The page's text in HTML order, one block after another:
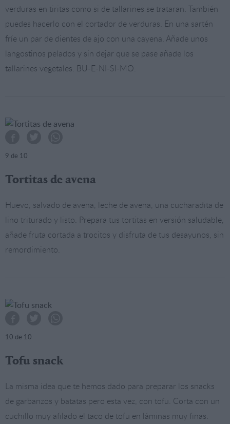
verduras en tiritas como si de tallarines se trataran. También
puedes hacerlo con el cortador de verduras. En una sartén
fríe un par de dientes de ajo con una cayena. Añade unos
langostinos pelados y sin dejar que se pase añade los
tallarines vegetales. BU-E-NI-SI-MO.
9 de 10
Tortitas de avena
Huevo, salvado de avena, leche de avena, una cucharadita de
lino triturado y listo. Prepara tus tortitas en versión saludable,
añade fruta cortada a trocitos y disfruta de tus desayunos, sin
remordimiento.
10 de 10
Tofu snack
La misma idea que te hemos dado para preparar los snacks
de garbanzos y batatas pero esta vez, con tofu. Corta con un
cuchillo muy afilado el taco de tofu en láminas muy finas.